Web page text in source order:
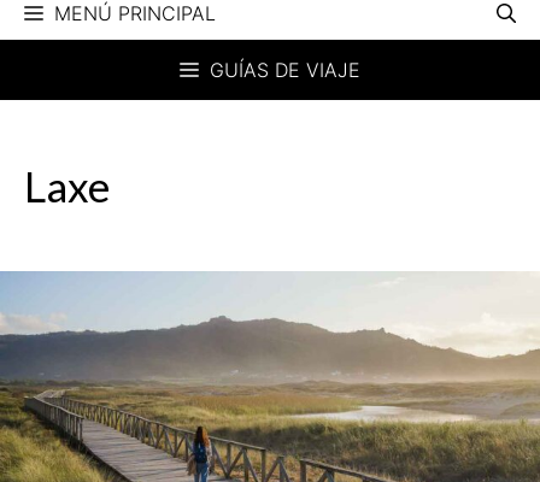
MENÚ PRINCIPAL
GUÍAS DE VIAJE
Laxe